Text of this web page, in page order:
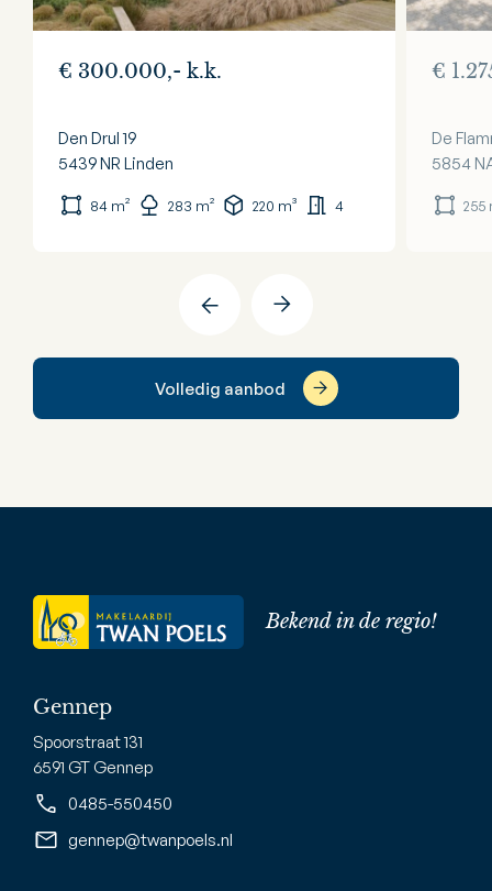
€ 300.000,- k.k.
Den Drul 19
5439 NR Linden
84 m² 283 m² 220 m³ 4
€
De
5854
255
Volledig aanbod
Bekend in de regio!
Gennep
Spoorstraat 131
6591 GT Gennep
0485-550450
gennep@twanpoels.nl